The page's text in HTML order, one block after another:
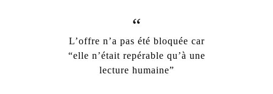
L’offre n’a pas été bloquée car
“elle n’était repérable qu’à une
lecture humaine”